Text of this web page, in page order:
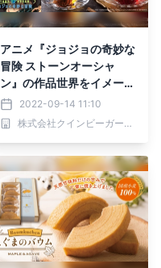
アニメ『ジョジョの奇妙な
冒険 ストーンオーシャ
ン』の作品世界をイメージ
したブレンドティーが登
場！ 【自然派スイーツシ
ョップQBG Lady Bear】
2022-09-14 11:10
株式会社クインビーガーデン